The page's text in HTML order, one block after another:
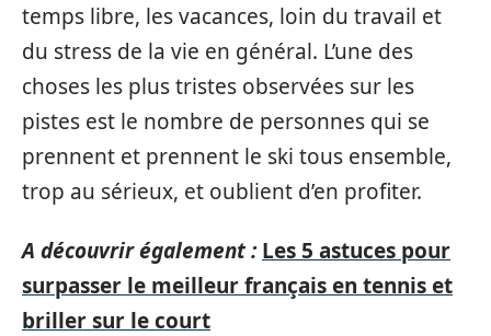
temps libre, les vacances, loin du travail et
du stress de la vie en général. L’une des
choses les plus tristes observées sur les
pistes est le nombre de personnes qui se
prennent et prennent le ski tous ensemble,
trop au sérieux, et oublient d’en profiter.
A découvrir également : Les 5 astuces pour
surpasser le meilleur français en tennis et
briller sur le court